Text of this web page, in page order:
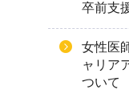
卒前支
女性医
ャリア
ついて